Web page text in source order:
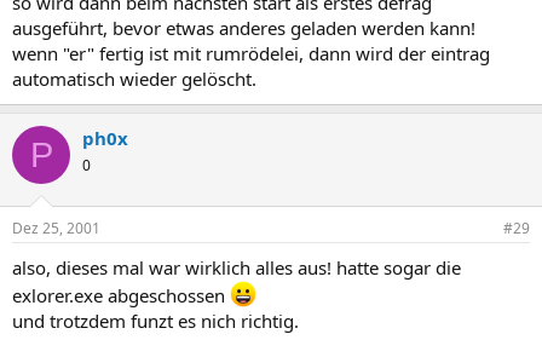
ausgeführt, bevor etwas anderes geladen werden kann!
wenn "er" fertig ist mit rumrödelei, dann wird der eintrag
automatisch wieder gelöscht.
P ph0x
0
Dez 25, 2001 #29
also, dieses mal war wirklich alles aus! hatte sogar die
exlorer.exe abgeschossen
und trotzdem funzt es nich richtig.